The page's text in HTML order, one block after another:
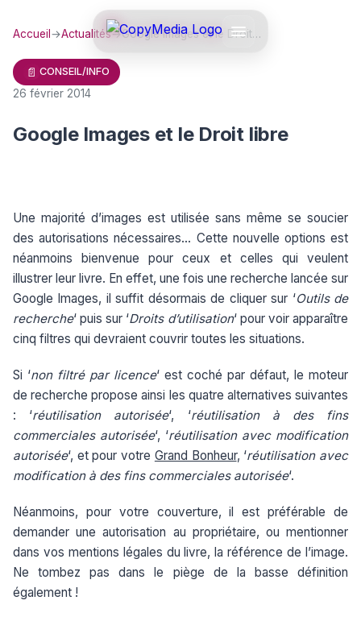
Accueil →Actualités→Google Images et le Droit…
📄 CONSEIL/INFO
26 février 2014
Google Images et le Droit libre
Une majorité d’images est utilisée sans même se soucier
des autorisations nécessaires… Cette nouvelle options est
néanmoins bienvenue pour ceux et celles qui veulent
illustrer leur livre. En effet, une fois une recherche lancée sur
Google Images, il suffit désormais de cliquer sur ‘Outils de
recherche‘ puis sur ‘Droits d’utilisation‘ pour voir apparaître
cinq filtres qui devraient couvrir toutes les situations.
Si ‘non filtré par licence‘ est coché par défaut, le moteur
de recherche propose ainsi les quatre alternatives suivantes
: ‘réutilisation autorisée‘, ‘réutilisation à des fins
commerciales autorisée‘, ‘réutilisation avec modification
autorisée‘, et pour votre Grand Bonheur, ‘réutilisation avec
modification à des fins commerciales autorisée‘.
Néanmoins, pour votre couverture, il est préférable de
demander une autorisation au propriétaire, ou mentionner
dans vos mentions légales du livre, la référence de l’image.
Ne tombez pas dans le piège de la basse définition
également !